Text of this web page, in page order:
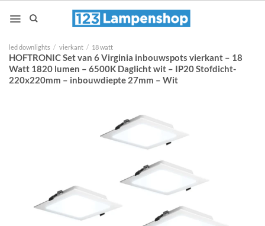
naar
led downlights / vierkant / 18 watt
HOFTRONIC Set van 6 Virginia inbouwspots vierkant – 18
Watt 1820 lumen – 6500K Daglicht wit – IP20 Stofdicht-
220x220mm – inbouwdiepte 27mm – Wit